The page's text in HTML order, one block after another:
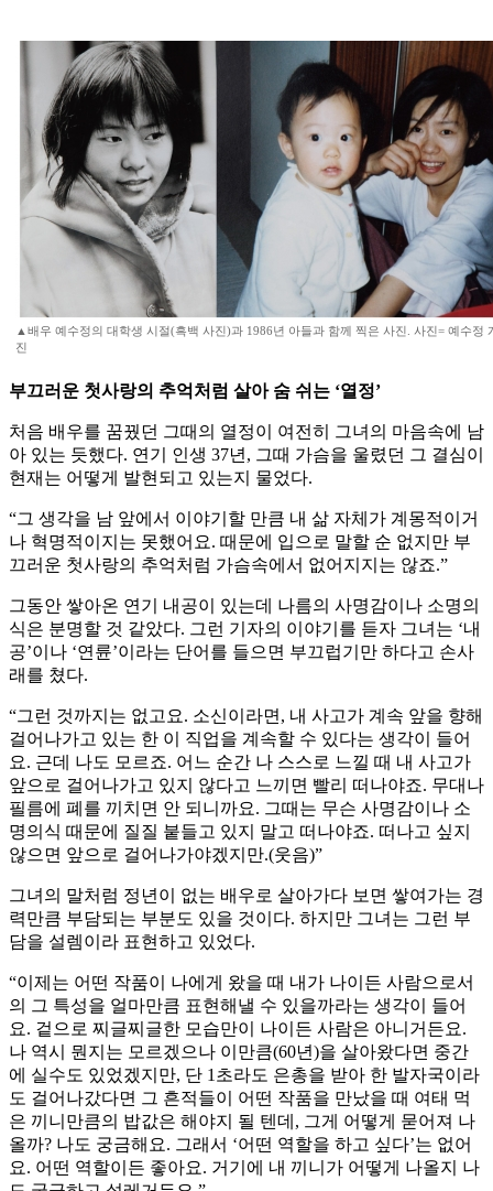
▲배우 예수정의 대학생 시절(흑백 사진)과 1986년 아들과 함께 찍은 사진. 사진= 예수정
진
부끄러운 첫사랑의 추억처럼 살아 숨 쉬는 ‘열정’
처음 배우를 꿈꿨던 그때의 열정이 여전히 그녀의 마음속에 남
아 있는 듯했다. 연기 인생 37년, 그때 가슴을 울렸던 그 결심이
현재는 어떻게 발현되고 있는지 물었다.
“그 생각을 남 앞에서 이야기할 만큼 내 삶 자체가 계몽적이거
나 혁명적이지는 못했어요. 때문에 입으로 말할 순 없지만 부
끄러운 첫사랑의 추억처럼 가슴속에서 없어지지는 않죠.”
그동안 쌓아온 연기 내공이 있는데 나름의 사명감이나 소명의
식은 분명할 것 같았다. 그런 기자의 이야기를 듣자 그녀는 ‘내
공’이나 ‘연륜’이라는 단어를 들으면 부끄럽기만 하다고 손사
래를 쳤다.
“그런 것까지는 없고요. 소신이라면, 내 사고가 계속 앞을 향해
걸어나가고 있는 한 이 직업을 계속할 수 있다는 생각이 들어
요. 근데 나도 모르죠. 어느 순간 나 스스로 느낄 때 내 사고가
앞으로 걸어나가고 있지 않다고 느끼면 빨리 떠나야죠. 무대나
필름에 폐를 끼치면 안 되니까요. 그때는 무슨 사명감이나 소
명의식 때문에 질질 붙들고 있지 말고 떠나야죠. 떠나고 싶지
않으면 앞으로 걸어나가야겠지만.(웃음)”
그녀의 말처럼 정년이 없는 배우로 살아가다 보면 쌓여가는 경
력만큼 부담되는 부분도 있을 것이다. 하지만 그녀는 그런 부
담을 설렘이라 표현하고 있었다.
“이제는 어떤 작품이 나에게 왔을 때 내가 나이든 사람으로서
의 그 특성을 얼마만큼 표현해낼 수 있을까라는 생각이 들어
요. 겉으로 찌글찌글한 모습만이 나이든 사람은 아니거든요.
나 역시 뭔지는 모르겠으나 이만큼(60년)을 살아왔다면 중간
에 실수도 있었겠지만, 단 1초라도 은총을 받아 한 발자국이라
도 걸어나갔다면 그 흔적들이 어떤 작품을 만났을 때 여태 먹
은 끼니만큼의 밥값은 해야지 될 텐데, 그게 어떻게 묻어져 나
올까? 나도 궁금해요. 그래서 ‘어떤 역할을 하고 싶다’는 없어
요. 어떤 역할이든 좋아요. 거기에 내 끼니가 어떻게 나올지 나